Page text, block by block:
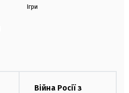
Ігри
Війна Росії з